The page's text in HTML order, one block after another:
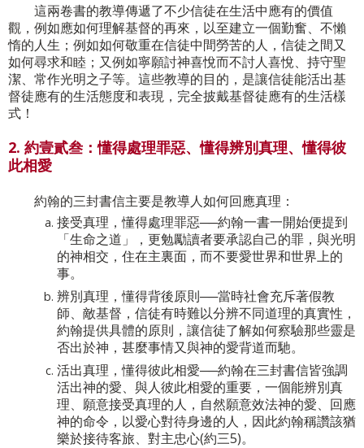
這兩卷書的教導傳遞了不少信徒在生活中應有的價值
觀，例如應如何理解基督的再來，以至建立一個勤奮、不懶
惰的人生；例如如何敬重在信徒中間勞苦的人，信徒之間又
如何尋求和睦；又例如寧願討神喜悅而不討人喜悅、持守聖
潔、常作光明之子等。這些教導的目的，是讓信徒能活出基
督徒應有的生活態度和表現，完全披戴基督徒應有的生活樣
式！
2. 約壹貳叁：懂得處理罪惡、懂得辨別真理、懂得彼
此相愛
約翰的三封書信主要是教導人如何回應真理：
接受真理，懂得處理罪惡──約翰一書一開始便提到
「生命之道」，更勉勵讀者要承認自己的罪，與光明
的神相交，住在主裏面，而不要愛世界和世界上的
事。
辨別真理，懂得背後原則──當時社會充斥著假教
師、敵基督，信徒有時難以分辨不同道理的真實性，
約翰提供具體的原則，讓信徒了解如何察驗那些靈是
否出於神，甚麼事情又與神的愛背道而馳。
活出真理，懂得彼此相愛──約翰在三封書信皆強調
活出神的愛、與人彼此相愛的重要，一個能辨別真
理、願意接受真理的人，自然願意效法神的愛、回應
神的命令，以愛心對待身邊的人，因此約翰稱讚該猶
樂於接待客旅、對主忠心(約三5)。